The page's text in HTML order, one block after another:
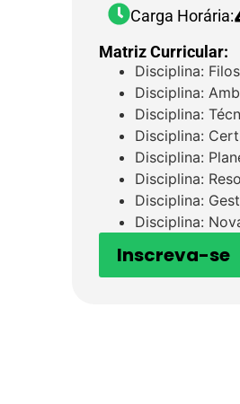
Carga Horária:
Matriz Curricular:
Disciplina:
Disciplina:
Disciplina:
Disciplina:
Disciplina:
Disciplina:
Disciplina:
Disciplina:
Inscreva-se